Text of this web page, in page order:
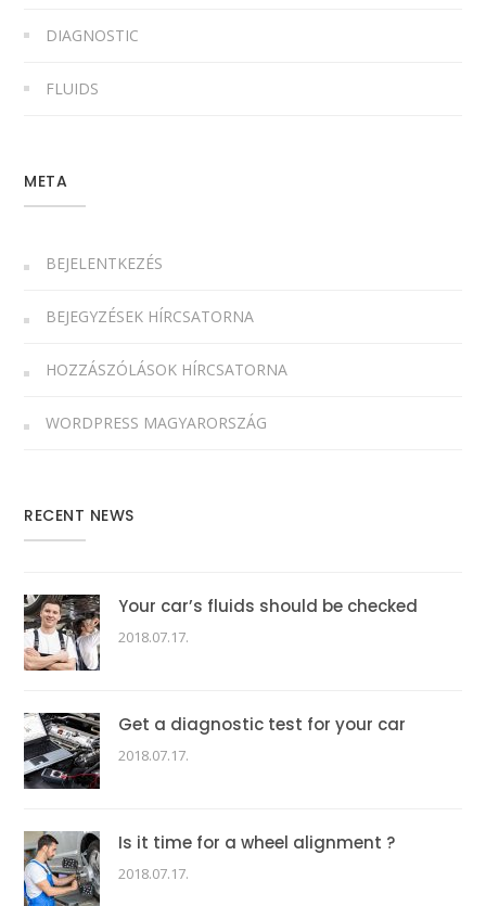
DIAGNOSTIC
FLUIDS
META
BEJELENTKEZÉS
BEJEGYZÉSEK HÍRCSATORNA
HOZZÁSZÓLÁSOK HÍRCSATORNA
WORDPRESS MAGYARORSZÁG
RECENT NEWS
Your car’s fluids should be checked
2018.07.17.
Get a diagnostic test for your car
2018.07.17.
Is it time for a wheel alignment ?
2018.07.17.